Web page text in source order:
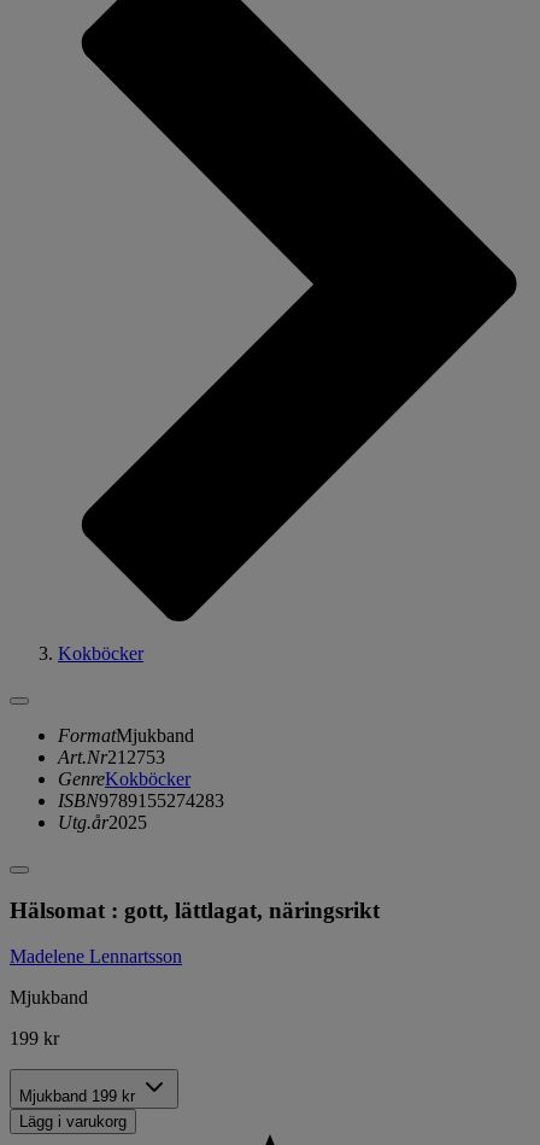
Kokböcker
FormatMjukband
Art.Nr212753
GenreKokböcker
ISBN9789155274283
Utg.år2025
Hälsomat : gott, lättlagat, näringsrikt
Madelene Lennartsson
Mjukband
199 kr
Mjukband 199 kr
Lägg i varukorg